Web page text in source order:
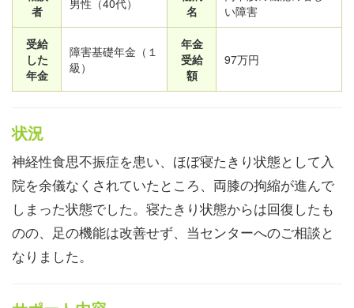
者
男性（40代）
名
い障害
受給
した
年金
障害基礎年金（１
級）
年金
受給
額
97万円
状況
神経性食思不振症を患い、ほぼ寝たきり状態として入
院を余儀なくされていたところ、両膝の拘縮が進んで
しまった状態でした。寝たきり状態からは回復したも
のの、足の機能は改善せず、当センターへのご相談と
なりました。